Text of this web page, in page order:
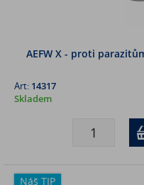
AEFW X - proti
Art: 14317
Skladem
Náš TIP